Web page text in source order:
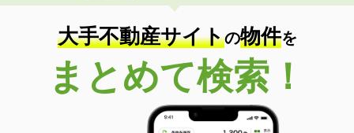
専有面積 50.14m²
間取り
2DK
香川県丸亀市富士見町１丁目
価 格
3.70万円
香川県丸亀市富士見町１丁目
27.29m²
大手不動産サイトの物件を
まとめて検索！